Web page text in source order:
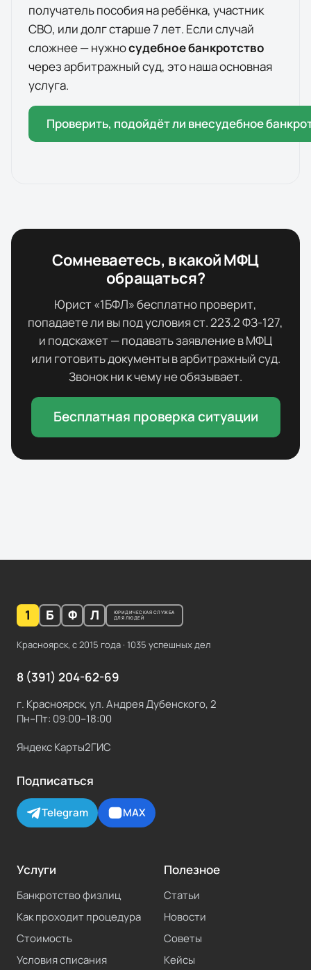
получатель пособия на ребёнка, участник
СВО, или долг старше 7 лет. Если случай
сложнее — нужносудебное банкротство
через арбитражный суд, это наша основная
услуга.
Проверить, подойдёт ли внесудебное
Сомневаетесь, в какой МФЦ
обращаться?
Юрист «1БФЛ» бесплатно проверит,
попадаете ли вы под условия ст. 223.2 ФЗ-127,
и подскажет — подавать заявление в МФЦ
или готовить документы в арбитражный суд.
Звонок ни к чему не обязывает.
Бесплатная проверка ситуации
1 Б Ф Л
ЮРИДИЧЕСКАЯ СЛУЖБА
ДЛЯ ЛЮДЕЙ
Красноярск, с 2015 года · 1035 успешных дел
8 (391) 204-62-69
г. Красноярск, ул. Андрея Дубенского, 2
Пн–Пт: 09:00–18:00
Яндекс Карты2ГИС
Подписаться
Telegram MAX
Услуги
Банкротство физлиц
Как проходит процедура
Стоимость
Условия списания
Полезное
Статьи
Новости
Советы
Кейсы